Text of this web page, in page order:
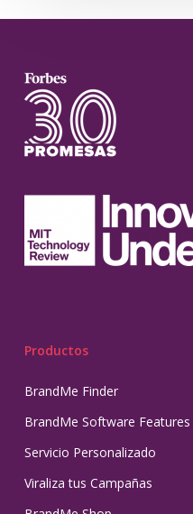
Productos
BrandMe Finder
BrandMe Software Features
Servicio Personalizado
Viraliza tus Campañas